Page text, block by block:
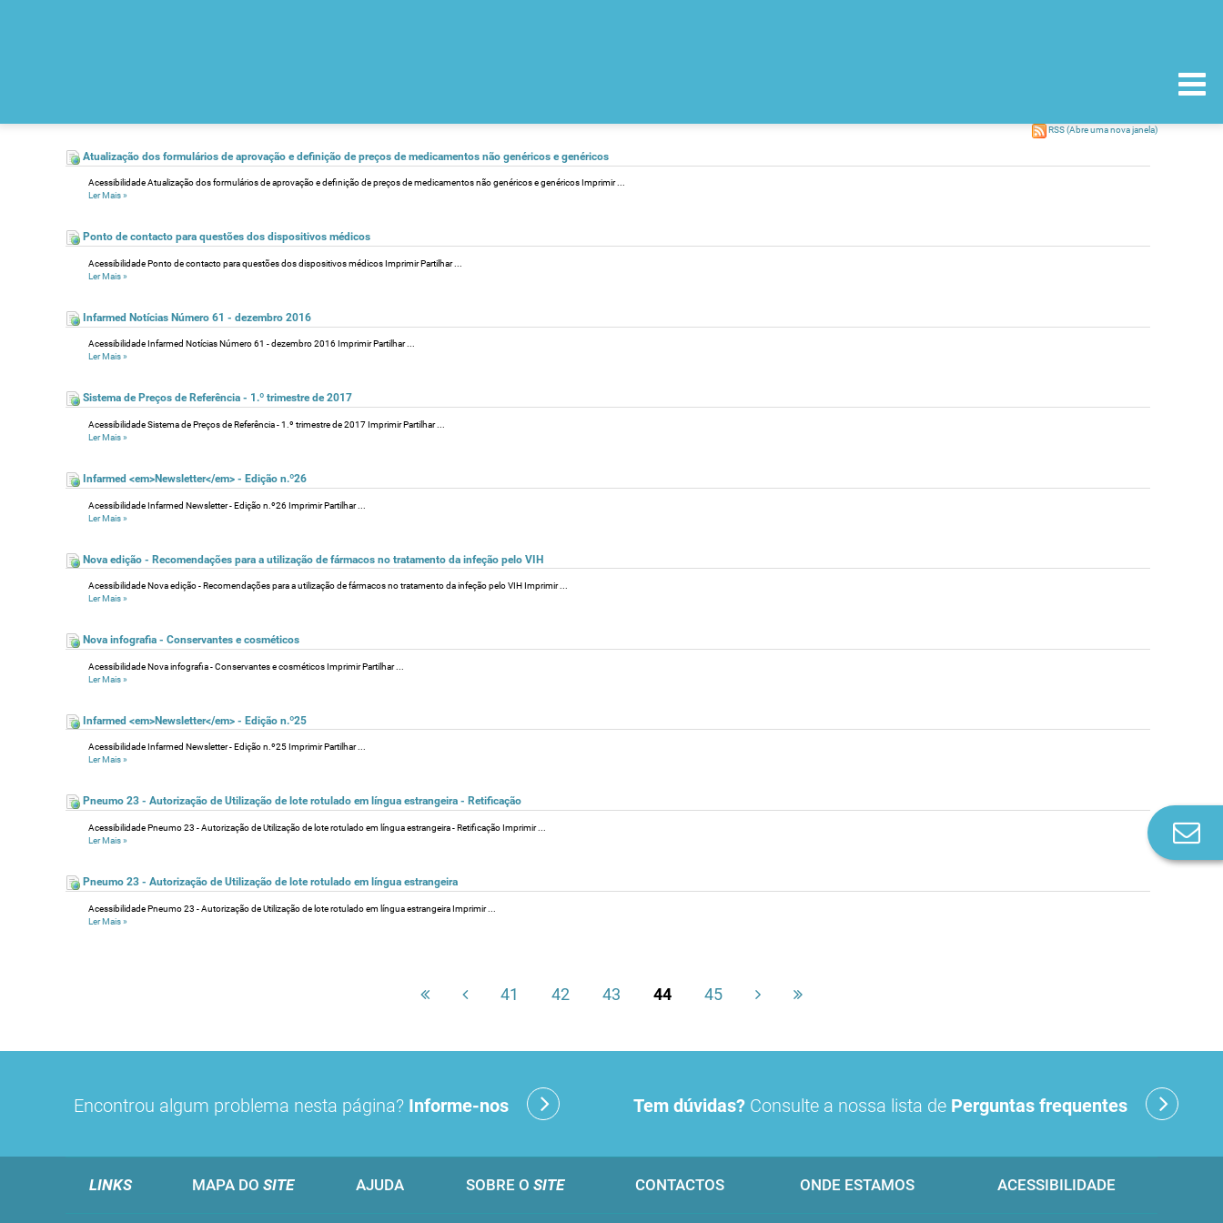
RSS(Abre uma nova janela)
Atualização dos formulários de aprovação e definição de preços de medicamentos não genéricos e genéricos
Acessibilidade Atualização dos formulários de aprovação e definição de preços de medicamentos não genéricos e genéricos Imprimir ...
Ler Mais»
Ponto de contacto para questões dos dispositivos médicos
Acessibilidade Ponto de contacto para questões dos dispositivos médicos Imprimir Partilhar ...
Ler Mais»
Infarmed Notícias Número 61 - dezembro 2016
Acessibilidade Infarmed Notícias Número 61 - dezembro 2016 Imprimir Partilhar ...
Ler Mais»
Sistema de Preços de Referência - 1.º trimestre de 2017
Acessibilidade Sistema de Preços de Referência - 1.º trimestre de 2017 Imprimir Partilhar ...
Ler Mais»
Infarmed <em>Newsletter</em> - Edição n.º26
Acessibilidade Infarmed Newsletter - Edição n.º26 Imprimir Partilhar ...
Ler Mais»
Nova edição - Recomendações para a utilização de fármacos no tratamento da infeção pelo VIH
Acessibilidade Nova edição - Recomendações para a utilização de fármacos no tratamento da infeção pelo VIH Imprimir ...
Ler Mais»
Nova infografia - Conservantes e cosméticos
Acessibilidade Nova infografia - Conservantes e cosméticos Imprimir Partilhar ...
Ler Mais»
Infarmed <em>Newsletter</em> - Edição n.º25
Acessibilidade Infarmed Newsletter - Edição n.º25 Imprimir Partilhar ...
Ler Mais»
Pneumo 23 - Autorização de Utilização de lote rotulado em língua estrangeira - Retificação
Acessibilidade Pneumo 23 - Autorização de Utilização de lote rotulado em língua estrangeira - Retificação Imprimir ...
Ler Mais»
Pneumo 23 - Autorização de Utilização de lote rotulado em língua estrangeira
Acessibilidade Pneumo 23 - Autorização de Utilização de lote rotulado em língua estrangeira Imprimir ...
Ler Mais»
41 42 43 44 45
Encontrou algum problema nesta página? Informe-nos Tem dúvidas? Consulte a nossa lista de Perguntas frequentes
LINKS MAPA DO SITE AJUDA SOBRE O SITE CONTACTOS ONDE ESTAMOS ACESSIBILIDADE